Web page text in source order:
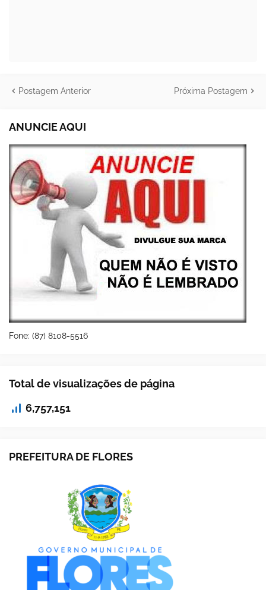
Postagem Anterior Próxima Postagem
ANUNCIE AQUI
Fone: (87) 8108-5516
Total de visualizações de página
6,757,151
PREFEITURA DE FLORES